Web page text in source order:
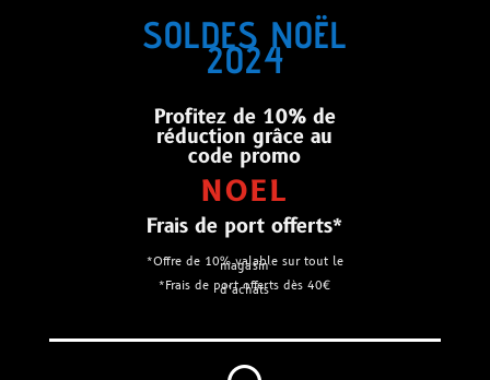
SOLDES NOËL
2024
Profitez de 10% de
réduction grâce au
code promo
NOEL
Frais de port offerts*
*Offre de 10% valable sur tout le
magasin
*Frais de port offerts dès 40€
d’achats